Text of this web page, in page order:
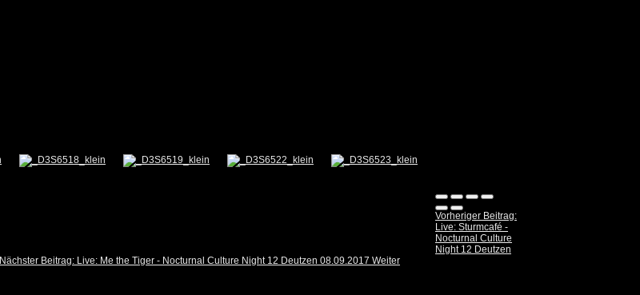
Vorheriger Beitrag:
Live: Sturmcafé -
Nocturnal Culture
Night 12 Deutzen
Nächster Beitrag: Live: Me the Tiger - Nocturnal Culture Night 12 Deutzen 08.09.2017 Weiter